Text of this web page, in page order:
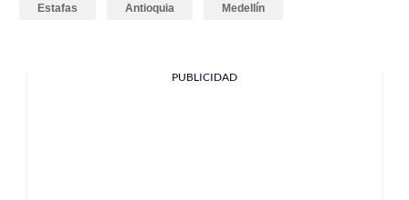
Estafas Antioquia Medellín
PUBLICIDAD